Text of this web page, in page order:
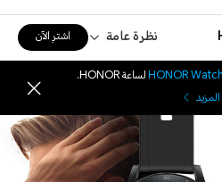
نظرة عامة اشترِ الآن
HONORلساعة HONOR.